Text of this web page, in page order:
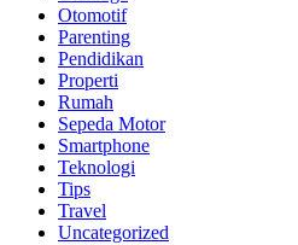
Otomotif
Parenting
Pendidikan
Properti
Rumah
Sepeda Motor
Smartphone
Teknologi
Tips
Travel
Uncategorized